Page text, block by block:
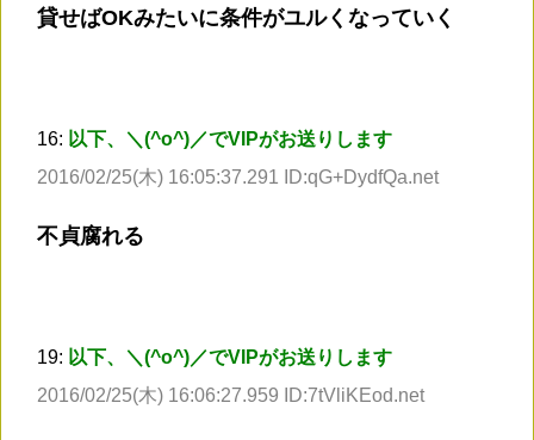
貸せばOKみたいに条件がユルくなっていく
16: 以下、＼(^o^)／でVIPがお送りします
2016/02/25(木) 16:05:37.291 ID:qG+DydfQa.net
不貞腐れる
19: 以下、＼(^o^)／でVIPがお送りします
2016/02/25(木) 16:06:27.959 ID:7tVliKEod.net